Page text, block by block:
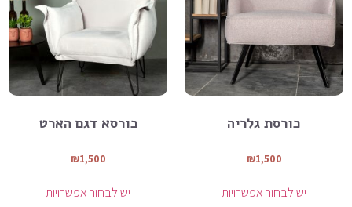
כורסת גלריה
₪1,500
יש לבחור אפשרויות
כורסא דגם הארט
₪1,500
יש לבחור אפשרויות